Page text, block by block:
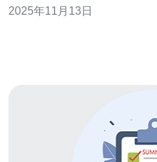
VPS（虚拟专用服务器）的概
2025年11月13日